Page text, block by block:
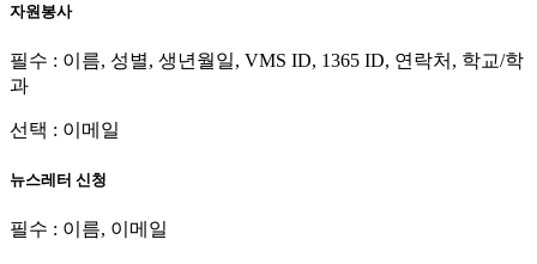
자원봉사
필수 : 이름, 성별, 생년월일, VMS ID, 1365 ID, 연락처, 학교/학
과
선택 : 이메일
뉴스레터 신청
필수 : 이름, 이메일